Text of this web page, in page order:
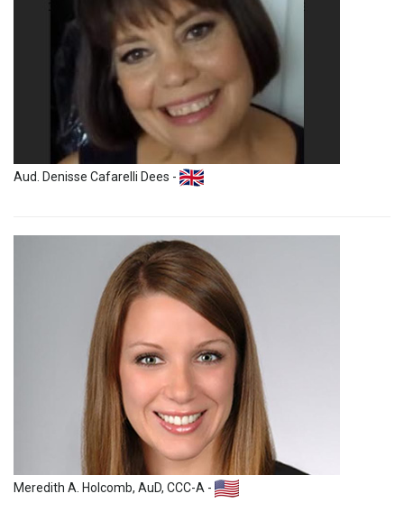
Aud. Denisse Cafarelli Dees -
Meredith A. Holcomb, AuD, CCC-A -